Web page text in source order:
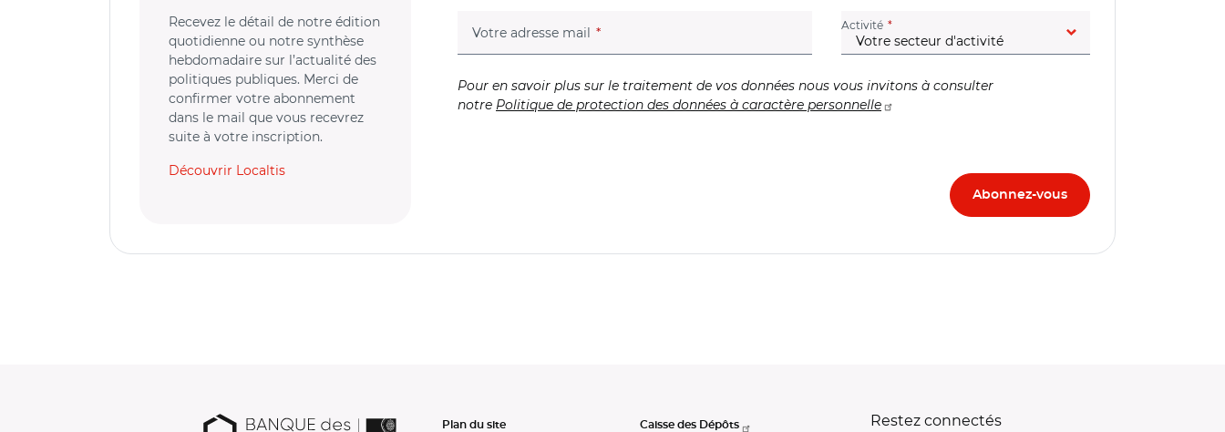
Recevez le détail de notre édition
quotidienne ou notre synthèse
hebdomadaire sur l’actualité des
politiques publiques. Merci de
confirmer votre abonnement
dans le mail que vous recevrez
suite à votre inscription.
Découvrir Localtis
Votre adresse mail (champ obligatoire) Activité (champ obligatoire)
Pour en savoir plus sur le traitement de vos données nous vous invitons à consulter
notre Politique de protection des données à caractère personnelle
Plan du site Caisse des Dépôts Restez connectés